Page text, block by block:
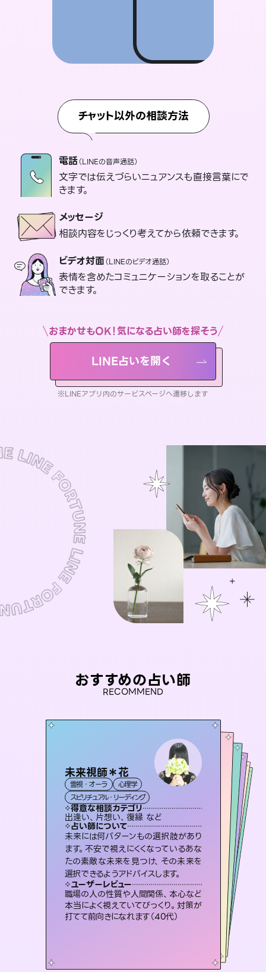
チャット以外の相談方法
電話（LINEの音声通話）
文字では伝えづらいニュアンスも直接言葉にで
きます。
メッセージ
相談内容をじっくり考えてから依頼できます。
ビデオ対面（LINEのビデオ通話）
表情を含めたコミュニケーションを取ることが
できます。
おまかせもOK！気になる占い師を探そう
LINE占いを開く
※LINEアプリ内のサービスページへ遷移します
おすすめの占い師
RECOMMEND
未来視師＊花
霊視・オーラ
心理学
スピリチュアル・リーディング
得意な相談カテゴリ
出逢い、片想い、復縁 など
占い師について
未来には何パターンもの選択肢があり
ます。不安で視えにくくなっているあな
たの素敵な未来を見つけ、その未来を
選択できるようアドバイスします。
ユーザーレビュー
職場の人の性質や人間関係、本心など
本当によく視えていてびっくり。対策が
打てて前向きになれます（40代）
桃源珠羽（とうげんみう）
霊視・オーラ タロット
スピリチュアル・リーディング
得意な相談カテゴリ
片想い、あの人の気持ち、復縁 など
占い師について
恋愛のお悩みの中でも特に「曖昧な関
係」の相談を得意としており、友達以上
恋人未満なお相手との今後や本音を丁
寧に読み解き恋愛成就へと導きます。
ユーザーレビュー
鑑定していただいてアドバイス通りに行
動すると仲が復活してきました。ありが
とうございました（40代 女性）
彗望（すいぼう
霊視・オーラ
スピリチュアル・リーディング
得意な相談カテゴリ
片想い、あの人の気持ち、復縁 など
占い師について
3,700年以上の歴史を持つ東洋最古の
占術「易占」で詳細まで占い、幸せへ向
かう道筋を示します。厳しい結果にも具
体的な対策をお伝えします。
ユーザーレビュー
複雑な背景もしっかり聞いて鑑定して
いただけました。気持ちが楽になりまし
た（50代 女性）
アイリス -iris-
西洋占星術
ルーン
得意な相談カテゴリ
恋愛総合、片想い、二人の未来 など
占い師について
復縁、恋愛、不倫の行方、同性愛や片思い、仕事関係や借金問題まで知りたいことや心の負担になっていることを紐解き、背中をそっと押して導きます。
ユーザーレビュー
安心感のあり、言い切ってくれる所や濁
さない鑑定のおかげで、毎回自分の気
持ちを整えられます（30代 男性）
おう 霊感オラクル
霊視・オーラ
オラクルカード
得意な相談カテゴリ
恋愛総合、あの人の気持ち など
占い師について
霊視×オラクルカードを使って「今」と
「未来」そして「気になるあの人の気持
ち」まで丁寧に読み解き、恋や人生のヒ
ントを優しく引き出します。
ユーザーレビュー
不安な気持ちが嘘みたいに晴れまし
た…！よく視えていらっしゃるんだなと
感じました（40代 女性）
セラピスト理恵
霊視・オーラ タロット
スピリチュアル・リーディング
得意な相談カテゴリ
片想い、二人の未来、年の差 など
占い師について
連絡再開、復縁、成就などの報告実績
多数。セラピストとして2万超の施術経
験があるからこそできる鑑定で、より良
い未来をサポートします。
ユーザーレビュー
とても心温まる鑑定でした。しかもこち
らは何も言っていないのに視えていらっ
しゃるんだなと驚きです（30代女性）